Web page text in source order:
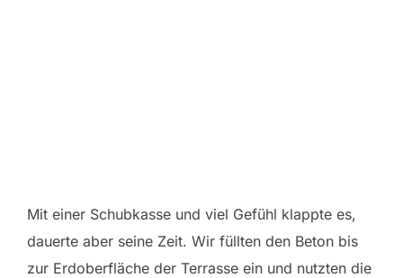
Mit einer Schubkasse und viel Gefühl klappte es,
dauerte aber seine Zeit. Wir füllten den Beton bis
zur Erdoberfläche der Terrasse ein und nutzten die